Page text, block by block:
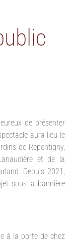
de présenter
aura lieu le
de Repentigny,
et de la
Depuis 2021,
sous la bannière
à la porte de chez